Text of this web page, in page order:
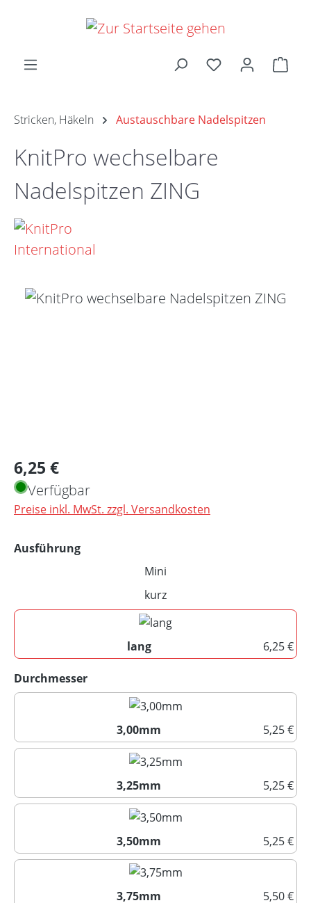
Zum Hauptinhalt springen
Stricken, Häkeln Austauschbare Nadelspitzen
KnitPro wechselbare
Nadelspitzen ZING
Bildergalerie überspringen
Regulärer Preis:
6,25 €
Verfügbar
Preise inkl. MwSt. zzgl. Versandkosten
Ausführungauswählen
Mini
kurz(Diese Option ist zurzeit nicht
lang
6,25 €
Durchmesserauswählen
3,00mm
5,25 €
3,00mm
3,25mm
5,25 €
3,25mm
3,50mm
5,25 €
3,50mm
3,75mm
5,50 €